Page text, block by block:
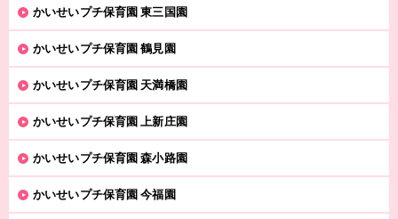
かいせいプチ保育園 東三国園
かいせいプチ保育園 鶴見園
かいせいプチ保育園 天満橋園
かいせいプチ保育園 上新庄園
かいせいプチ保育園 森小路園
かいせいプチ保育園 今福園